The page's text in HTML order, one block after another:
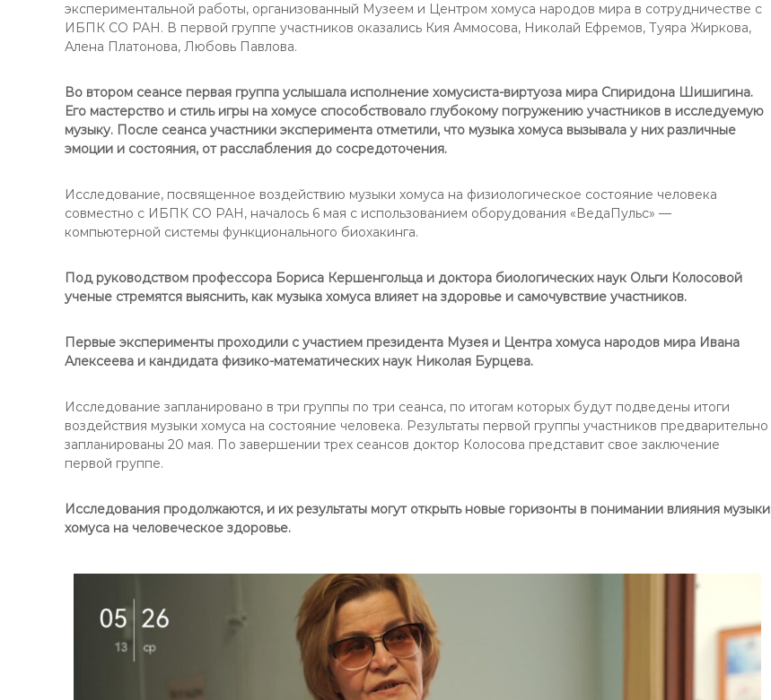
экспериментальной работы, организованный Музеем и Центром хомуса народов мира в сотрудничестве с
ИБПК СО РАН. В первой группе участников оказались Кия Аммосова, Николай Ефремов, Туяра Жиркова,
Алена Платонова, Любовь Павлова.
Во втором сеансе первая группа услышала исполнение хомусиста-виртуоза мира Спиридона Шишигина.
Его мастерство и стиль игры на хомусе способствовало глубокому погружению участников в исследуемую
музыку. После сеанса участники эксперимента отметили, что музыка хомуса вызывала у них различные
эмоции и состояния, от расслабления до сосредоточения.
Исследование, посвященное воздействию музыки хомуса на физиологическое состояние человека
совместно с ИБПК СО РАН, началось 6 мая с использованием оборудования «ВедаПульс» —
компьютерной системы функционального биохакинга.
Под руководством профессора Бориса Кершенгольца и доктора биологических наук Ольги Колосовой
ученые стремятся выяснить, как музыка хомуса влияет на здоровье и самочувствие участников.
Первые эксперименты проходили с участием президента Музея и Центра хомуса народов мира Ивана
Алексеева и кандидата физико-математических наук Николая Бурцева.
Исследование запланировано в три группы по три сеанса, по итогам которых будут подведены итоги
воздействия музыки хомуса на состояние человека. Результаты первой группы участников предварительно
запланированы 20 мая. По завершении трех сеансов доктор Колосова представит свое заключение
первой группе.
Исследования продолжаются, и их результаты могут открыть новые горизонты в понимании влияния музыки
хомуса на человеческое здоровье.